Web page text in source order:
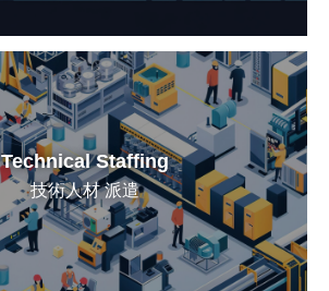
Technical Staffing
技術人材 派遣